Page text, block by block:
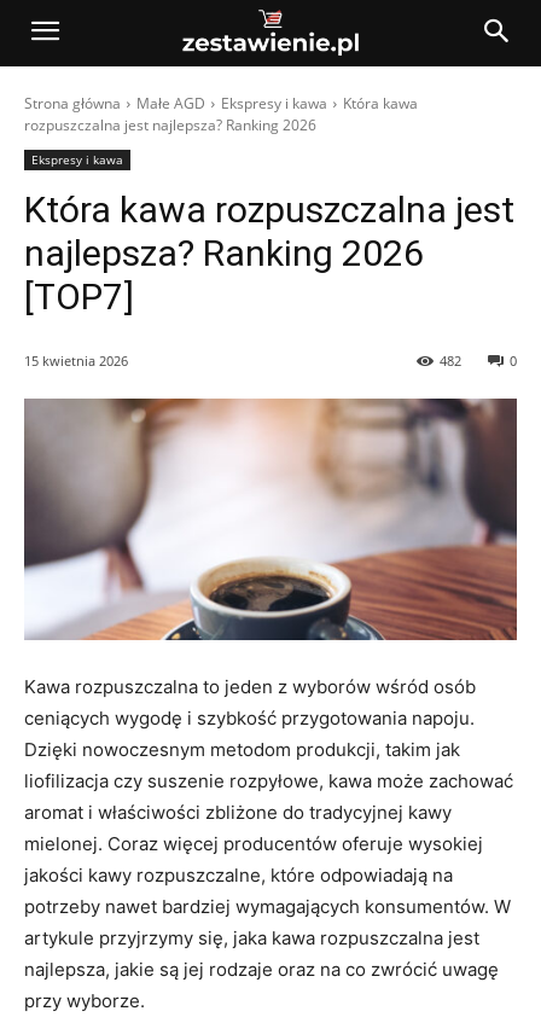
Strona główna Małe AGD Ekspresy i kawa
Która kawa
rozpuszczalna jest najlepsza? Ranking 2026
Ekspresy i kawa
Która kawa rozpuszczalna jest
najlepsza? Ranking 2026
[TOP7]
15 kwietnia 2026 0
482
Kawa rozpuszczalna to jeden z wyborów wśród osób
ceniących wygodę i szybkość przygotowania napoju.
Dzięki nowoczesnym metodom produkcji, takim jak
liofilizacja czy suszenie rozpyłowe, kawa może zachować
aromat i właściwości zbliżone do tradycyjnej kawy
mielonej. Coraz więcej producentów oferuje wysokiej
jakości kawy rozpuszczalne, które odpowiadają na
potrzeby nawet bardziej wymagających konsumentów. W
artykule przyjrzymy się, jaka kawa rozpuszczalna jest
najlepsza, jakie są jej rodzaje oraz na co zwrócić uwagę
przy wyborze.